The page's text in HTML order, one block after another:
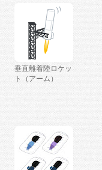
垂直離着陸ロケッ
ト（アーム）